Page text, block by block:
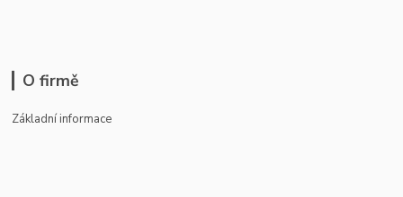
O firmě
Základní informace